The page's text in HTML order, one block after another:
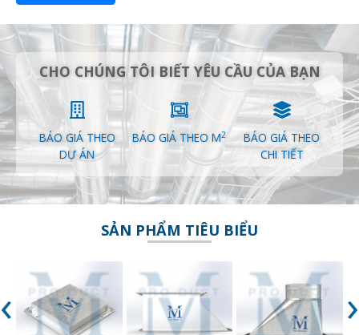
CHO CHÚNG TÔI BIẾT YÊU CẦU CỦA BẠN
BÁO GIÁ THEO
DỰ ÁN
BÁO GIÁ THEO M2
BÁO GIÁ THEO
CHI TIẾT
SẢN PHẨM TIÊU BIỂU
‹ ›